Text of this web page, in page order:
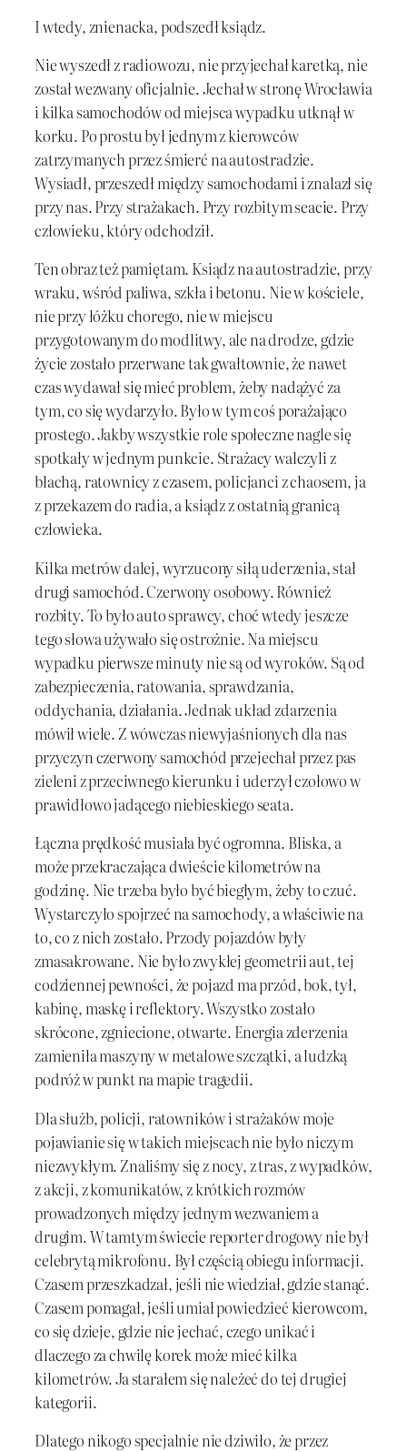
I wtedy, znienacka, podszedł ksiądz.
Nie wyszedł z radiowozu, nie przyjechał karetką, nie
został wezwany oficjalnie. Jechał w stronę Wrocławia
i kilka samochodów od miejsca wypadku utknął w
korku. Po prostu był jednym z kierowców
zatrzymanych przez śmierć na autostradzie.
Wysiadł, przeszedł między samochodami i znalazł się
przy nas. Przy strażakach. Przy rozbitym seacie. Przy
człowieku, który odchodził.
Ten obraz też pamiętam. Ksiądz na autostradzie, przy
wraku, wśród paliwa, szkła i betonu. Nie w kościele,
nie przy łóżku chorego, nie w miejscu
przygotowanym do modlitwy, ale na drodze, gdzie
życie zostało przerwane tak gwałtownie, że nawet
czas wydawał się mieć problem, żeby nadążyć za
tym, co się wydarzyło. Było w tym coś porażająco
prostego. Jakby wszystkie role społeczne nagle się
spotkały w jednym punkcie. Strażacy walczyli z
blachą, ratownicy z czasem, policjanci z chaosem, ja
z przekazem do radia, a ksiądz z ostatnią granicą
człowieka.
Kilka metrów dalej, wyrzucony siłą uderzenia, stał
drugi samochód. Czerwony osobowy. Również
rozbity. To było auto sprawcy, choć wtedy jeszcze
tego słowa używało się ostrożnie. Na miejscu
wypadku pierwsze minuty nie są od wyroków. Są od
zabezpieczenia, ratowania, sprawdzania,
oddychania, działania. Jednak układ zdarzenia
mówił wiele. Z wówczas niewyjaśnionych dla nas
przyczyn czerwony samochód przejechał przez pas
zieleni z przeciwnego kierunku i uderzył czołowo w
prawidłowo jadącego niebieskiego seata.
Łączna prędkość musiała być ogromna. Bliska, a
może przekraczająca dwieście kilometrów na
godzinę. Nie trzeba było być biegłym, żeby to czuć.
Wystarczyło spojrzeć na samochody, a właściwie na
to, co z nich zostało. Przody pojazdów były
zmasakrowane. Nie było zwykłej geometrii aut, tej
codziennej pewności, że pojazd ma przód, bok, tył,
kabinę, maskę i reflektory. Wszystko zostało
skrócone, zgniecione, otwarte. Energia zderzenia
zamieniła maszyny w metalowe szczątki, a ludzką
podróż w punkt na mapie tragedii.
Dla służb, policji, ratowników i strażaków moje
pojawianie się w takich miejscach nie było niczym
niezwykłym. Znaliśmy się z nocy, z tras, z wypadków,
z akcji, z komunikatów, z krótkich rozmów
prowadzonych między jednym wezwaniem a
drugim. W tamtym świecie reporter drogowy nie był
celebrytą mikrofonu. Był częścią obiegu informacji.
Czasem przeszkadzał, jeśli nie wiedział, gdzie stanąć.
Czasem pomagał, jeśli umiał powiedzieć kierowcom,
co się dzieje, gdzie nie jechać, czego unikać i
dlaczego za chwilę korek może mieć kilka
kilometrów. Ja starałem się należeć do tej drugiej
kategorii.
Dlatego nikogo specjalnie nie dziwiło, że przez